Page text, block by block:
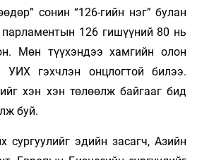
сонин “126-гийн нэг” булан
126 гишүүний 80 нь
Мөн түү­­­­­­хэндээ хамгийн олон
УИХ гэхчлэн онцлогтой билээ.
хэн хэн төлөөлж байгааг бид
буй.
эдийн засагч, Азийн